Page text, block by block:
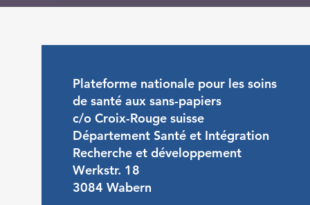
Plateforme nationale pour les soins
de santé aux sans-papiers
c/o Croix-Rouge suisse
Département Santé et Intégration
Recherche et développement
Werkstr. 18
3084 Wabern